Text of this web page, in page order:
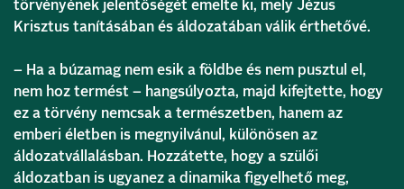
törvényének jelentőségét emelte ki, mely Jézus
Krisztus tanításában és áldozatában válik érthetővé.
– Ha a búzamag nem esik a földbe és nem pusztul el,
nem hoz termést – hangsúlyozta, majd kifejtette, hogy
ez a törvény nemcsak a természetben, hanem az
emberi életben is megnyilvánul, különösen az
áldozatvállalásban. Hozzátette, hogy a szülői
áldozatban is ugyanez a dinamika figyelhető meg,